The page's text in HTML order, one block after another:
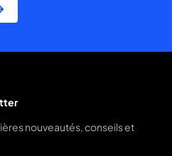
nouveautés, conseils et